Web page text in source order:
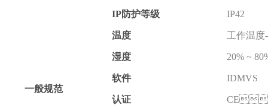
IP防护等级
IP42
温度 工作温度-
湿度 20% ~
一般规范
软件 IDMVS
认证 CE